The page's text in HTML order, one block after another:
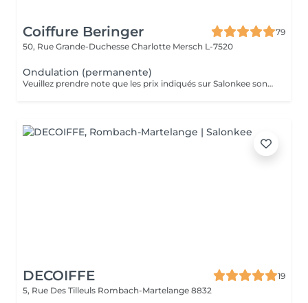
Coiffure Beringer
79
50, Rue Grande-Duchesse Charlotte Mersch L-7520
Ondulation (permanente)
Veuillez prendre note que les prix indiqués sur Salonkee sont communiqués à titre informatif et s'entendent de base. Ces derniers sont susceptibles de varier selon le diagnostic réalisé à votre arrivée au salon et l'expertise du professionnel à qui vous confiez votre beauté. Dans tous les cas, un devis précis vous sera proposé et toutes réalisations de prestations seront effectuées avec votre accord. Un grand merci d'avance pour votre compréhension. Au plaisir de vous recevoir très vite.
DECOIFFE
19
5, Rue Des Tilleuls Rombach-Martelange 8832